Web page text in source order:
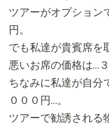
ツアーがオプション
円。
でも私達が貴賓席を
悪いお席の価格は…
ちなみに私達が自分
０００円…。
ツアーで勧誘される